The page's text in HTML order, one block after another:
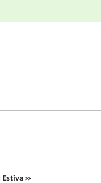
Estiva »